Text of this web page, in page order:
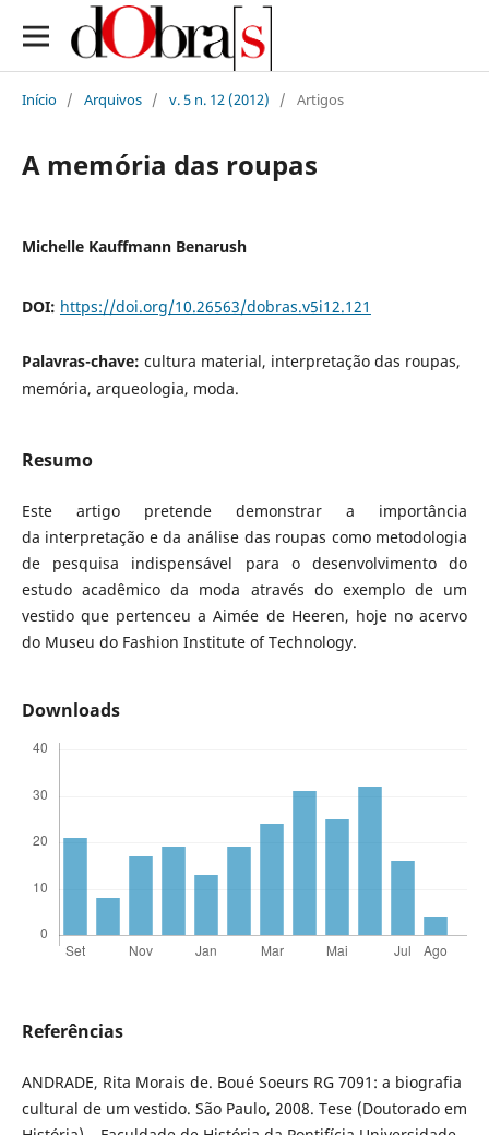
Início / Arquivos / v. 5 n. 12 (2012) / Artigos
A memória das roupas
Michelle Kauffmann Benarush
DOI: https://doi.org/10.26563/dobras.v5i12.121
Palavras-chave: cultura material, interpretação das roupas,
memória, arqueologia, moda.
Resumo
Este artigo pretende demonstrar a importância
da interpretação e da análise das roupas como metodologia
de pesquisa indispensável para o desenvolvimento do
estudo acadêmico da moda através do exemplo de um
vestido que pertenceu a Aimée de Heeren, hoje no acervo
do Museu do Fashion Institute of Technology.
Downloads
Referências
ANDRADE, Rita Morais de. Boué Soeurs RG 7091: a biografia
cultural de um vestido. São Paulo, 2008. Tese (Doutorado em